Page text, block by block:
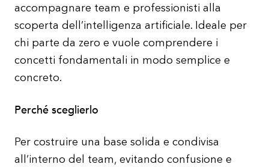
accompagnare team e professionisti alla
scoperta dell’intelligenza artificiale. Ideale per
chi parte da zero e vuole comprendere i
concetti fondamentali in modo semplice e
concreto.
Perché sceglierlo
Per costruire una base solida e condivisa
all’interno del team, evitando confusione e